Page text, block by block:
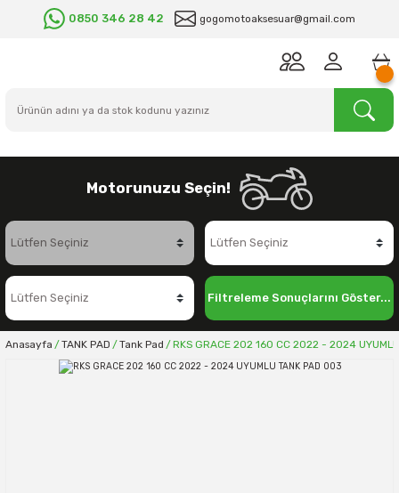
0850 346 28 42 gogomotoaksesuar@gmail.com
Motorunuzu Seçin!
Filtreleme Sonuçlarını Göster...
Anasayfa TANK PAD Tank Pad RKS GRACE 202 160 CC 2022 - 2024